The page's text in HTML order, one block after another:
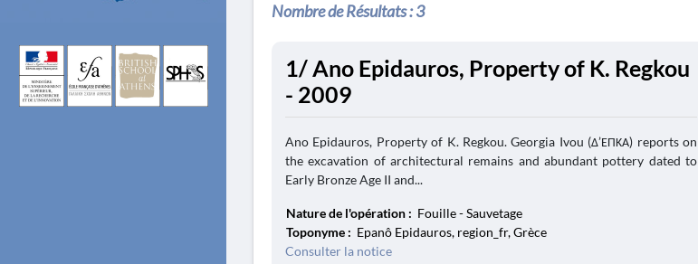
Nombre de Résultats :3
1/ Ano Epidauros, Property of K. Regkou
- 2009
Ano Epidauros, Property of K. Regkou. Georgia Ivou (Δ’ΕΠΚΑ) reports on
the excavation of architectural remains and abundant pottery dated to
Early Bronze Age II and...
Nature de l'opération : Fouille - Sauvetage
Toponyme : Epanô Epidauros, region_fr, Grèce
Consulter la notice